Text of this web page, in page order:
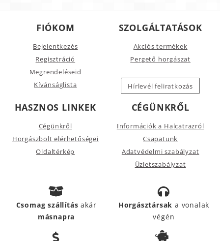
FIÓKOM
Bejelentkezés
Regisztráció
Megrendeléseid
Kívánságlista
SZOLGÁLTATÁSOK
Akciós termékek
Pergető horgászat
Hírlevél feliratkozás
HASZNOS LINKEK
Cégünkről
Horgászbolt elérhetőségei
Oldaltérkép
CÉGÜNKRŐL
Információk a Halcatrazról
Csapatunk
Adatvédelmi szabályzat
Üzletszabályzat
Csomag szállításakár
másnapra
Horgásztársak a vonalak
végén